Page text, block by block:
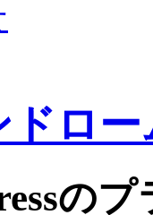
ドロー
の